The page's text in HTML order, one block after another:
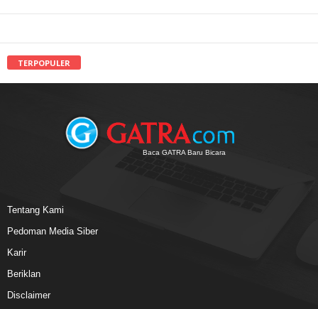
TERPOPULER
Baca GATRA Baru Bicara
Tentang Kami
Pedoman Media Siber
Karir
Beriklan
Disclaimer